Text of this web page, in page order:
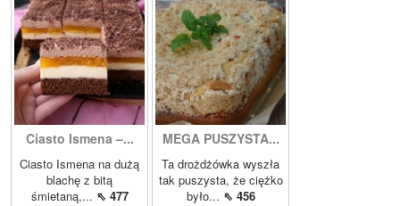
Ciasto Ismena –...
Ciasto Ismena na dużą
blachę z bitą
śmietaną,... ⇖ 477
MEGA PUSZYSTA...
Ta drożdżówka wyszła
tak puszysta, że ciężko
było... ⇖ 456